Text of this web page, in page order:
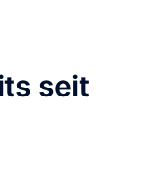
seit